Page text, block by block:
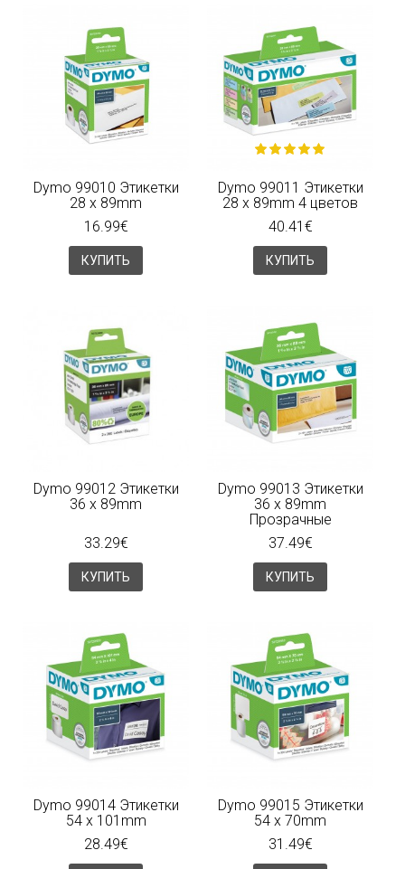
Dymo 99010 Этикетки
28 x 89mm
16.99€
КУПИТЬ
Dymo 99011 Этикетки
28 x 89mm 4 цветов
40.41€
КУПИТЬ
Dymo 99012 Этикетки
36 x 89mm
33.29€
КУПИТЬ
Dymo 99013 Этикетки
36 x 89mm
Прозрачные
37.49€
КУПИТЬ
Dymo 99014 Этикетки
54 x 101mm
28.49€
Dymo 99015 Этикетки
54 x 70mm
31.49€